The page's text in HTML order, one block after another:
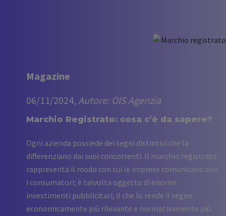
Magazine
06/11/2024,Autore: OIS Agenzia
Marchio Registrato: cosa c’è da sapere?
Ogni azienda possiede dei segni distintivi che la
differenziano dai suoi concorrenti. Il marchio registrato
rappresenta il modo con cui le imprese comunicano con
i consumatori; è talvolta oggetto di enormi
investimenti pubblicitari, il che lo rende il segno
economicamente più rilevante e normativamente più